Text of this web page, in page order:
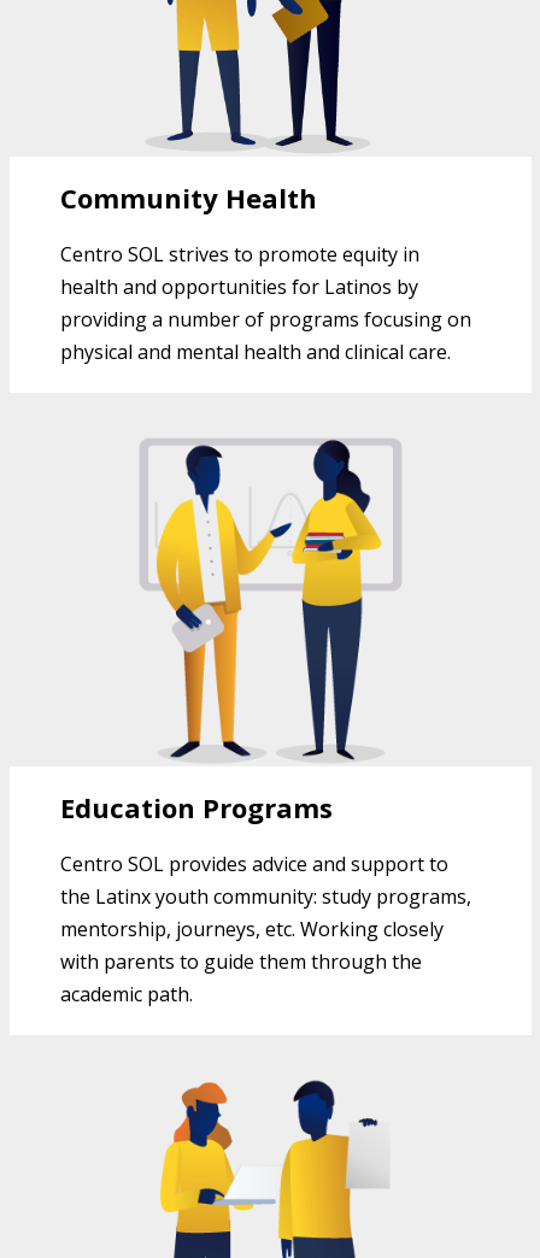
Community Health
Centro SOL strives to promote equity in
health and opportunities for Latinos by
providing a number of programs focusing on
physical and mental health and clinical care.
EDUCATION PROGRAMS AT CENTRO
SOL
Education Programs
Centro SOL provides advice and support to
the Latinx youth community: study programs,
mentorship, journeys, etc. Working closely
with parents to guide them through the
academic path.
RECURSOS COMUNITARIOS DEL
CENTRO SOL